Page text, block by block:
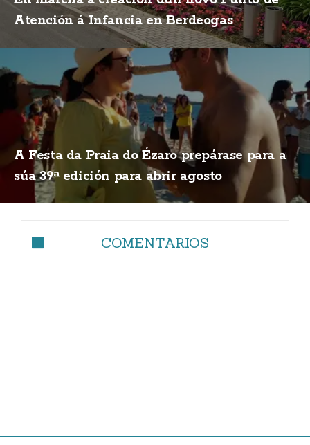
Atención á Infancia en Berdeogas
A Festa da Praia do Ézaro prepárase para a
súa 39ª edición para abrir agosto
COMENTARIOS